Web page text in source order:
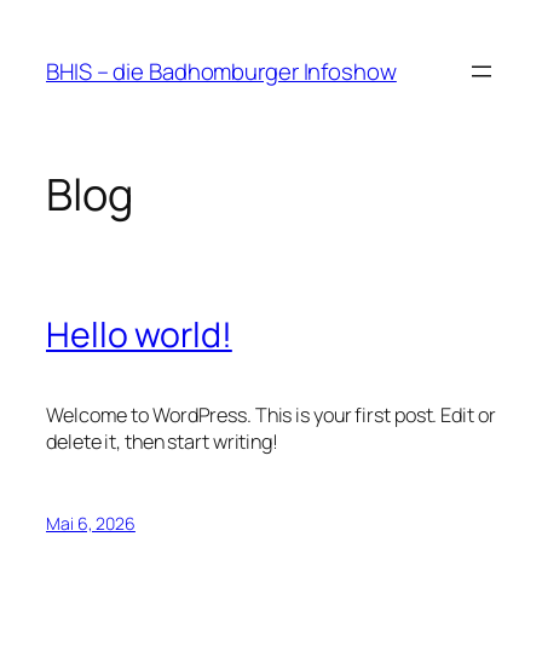
springen
BHIS – die Badhomburger Infoshow
Blog
Hello world!
Welcome to WordPress. This is your first post. Edit or
delete it, then start writing!
Mai 6, 2026